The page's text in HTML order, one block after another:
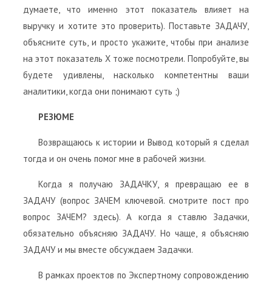
думаете, что именно этот показатель влияет на
выручку и хотите это проверить). Поставьте ЗАДАЧУ,
объясните суть, и просто укажите, чтобы при анализе
на этот показатель Х тоже посмотрели. Попробуйте, вы
будете удивлены, насколько компетентны ваши
аналитики, когда они понимают суть ;)
РЕЗЮМЕ
Возвращаюсь к истории и Вывод который я сделал
тогда и он очень помог мне в рабочей жизни.
Когда я получаю ЗАДАЧКУ, я превращаю ее в
ЗАДАЧУ (вопрос ЗАЧЕМ ключевой. смотрите пост про
вопрос ЗАЧЕМ? здесь). А когда я ставлю Задачки,
обязательно объясняю ЗАДАЧУ. Но чаще, я объясняю
ЗАДАЧУ и мы вместе обсуждаем Задачки.
В рамках проектов по Экспертному сопровождению